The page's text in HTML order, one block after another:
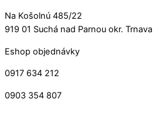
Na Košolnú 485/22
919 01 Suchá nad Parnou okr. Trnava
Eshop objednávky
0917 634 212
0903 354 807